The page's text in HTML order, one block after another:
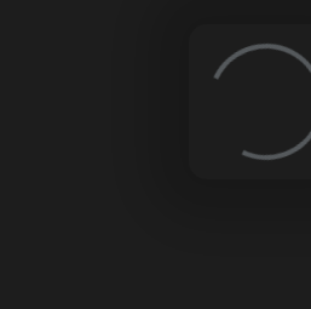
Loading...